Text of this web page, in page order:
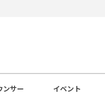
ンサー イベント